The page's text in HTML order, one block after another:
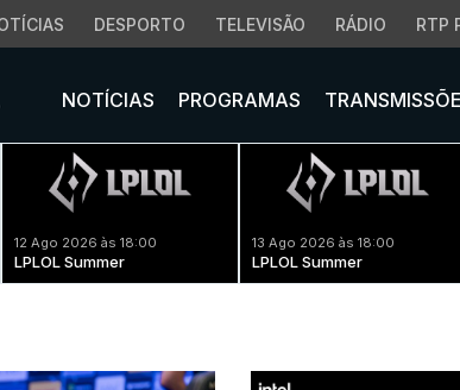
DESPORTO TELEVISÃO RÁDIO RTP
NOTÍCIAS PROGRAMAS
12 Ago 2026 às 18:00
LPLOL Summer
13 Ago 2026 às 18:00
LPLOL Summer